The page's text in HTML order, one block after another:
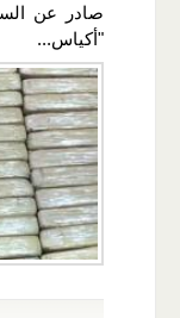
صادر عن
"أكياس...